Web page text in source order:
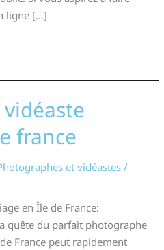
ligne […]
france
et vidéastes/
en Île de France:
quête du parfait photographe
France peut rapidement